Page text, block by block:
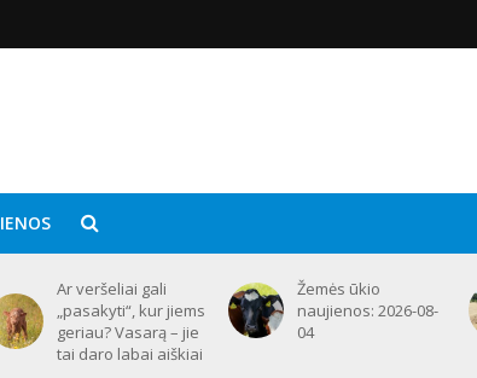
Ar veršeliai gali
„pasakyti“, kur jiems
geriau? Vasarą – jie
tai daro labai aiškiai
Žemės ūkio
naujienos: 2026-08-
04